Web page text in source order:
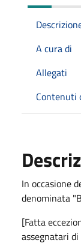
A cura di
Allegati
Contenuti
In occasione
denominata
[Fatta
assegnatari di